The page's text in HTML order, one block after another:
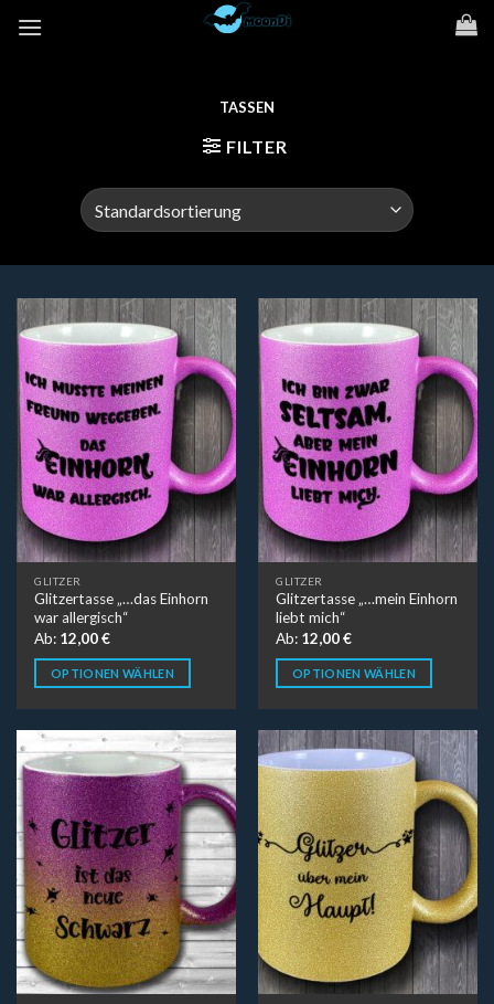
Inhalt
TASSEN
FILTER
GLITZER
Glitzertasse „…das Einhorn
war allergisch“
Ab: 12,00€
OPTIONEN WÄHLEN
GLITZER
Glitzertasse „…mein Einhorn
liebt mich“
Ab: 12,00€
OPTIONEN WÄHLEN